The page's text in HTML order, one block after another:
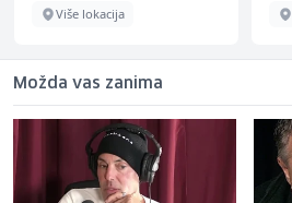
Više lokacija
Možda vas zanima